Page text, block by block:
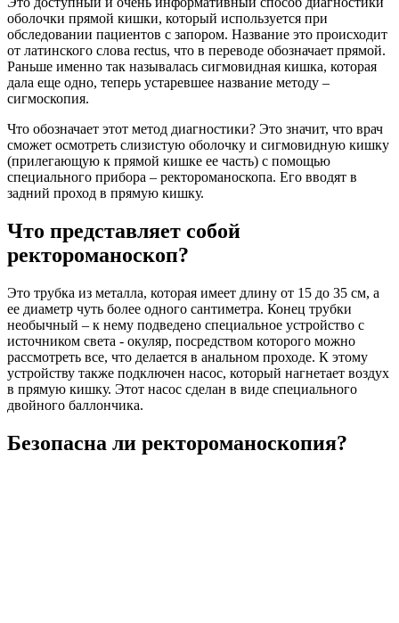
оболочки прямой кишки, который используется при
обследовании пациентов с запором. Название это происходит
от латинского слова rectus, что в переводе обозначает прямой.
Раньше именно так называлась сигмовидная кишка, которая
дала еще одно, теперь устаревшее название методу –
сигмоскопия.
Что обозначает этот метод диагностики? Это значит, что врач
сможет осмотреть слизистую оболочку и сигмовидную кишку
(прилегающую к прямой кишке ее часть) с помощью
специального прибора – ректороманоскопа. Его вводят в
задний проход в прямую кишку.
Что представляет собой
ректороманоскоп?
Это трубка из металла, которая имеет длину от 15 до 35 см, а
ее диаметр чуть более одного сантиметра. Конец трубки
необычный – к нему подведено специальное устройство с
источником света - окуляр, посредством которого можно
рассмотреть все, что делается в анальном проходе. К этому
устройству также подключен насос, который нагнетает воздух
в прямую кишку. Этот насос сделан в виде специального
двойного баллончика.
Безопасна ли ректороманоскопия?